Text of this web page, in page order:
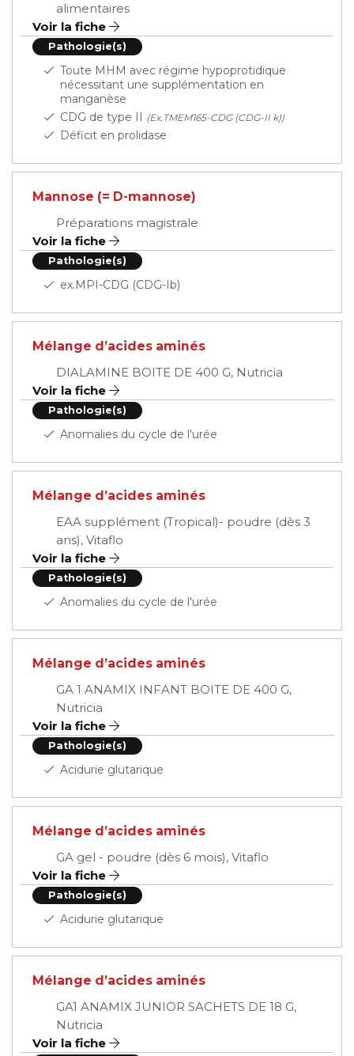
alimentaires
Voir la fiche
Pathologie(s)
Toute MHM avec régime hypoprotidique
nécessitant une supplémentation en
manganèse
CDG de type II (Ex.TMEM165-CDG (CDG-II k))
Déficit en prolidase
Mannose (= D-mannose)
Préparations magistrale
Voir la fiche
Pathologie(s)
ex.MPI-CDG (CDG-Ib)
Mélange d’acides aminés
DIALAMINE BOITE DE 400 G, Nutricia
Voir la fiche
Pathologie(s)
Anomalies du cycle de l'urée
Mélange d’acides aminés
EAA supplément (Tropical)- poudre (dès 3
ans), Vitaflo
Voir la fiche
Pathologie(s)
Anomalies du cycle de l'urée
Mélange d’acides aminés
GA 1 ANAMIX INFANT BOITE DE 400 G,
Nutricia
Voir la fiche
Pathologie(s)
Acidurie glutarique
Mélange d’acides aminés
GA gel - poudre (dès 6 mois), Vitaflo
Voir la fiche
Pathologie(s)
Acidurie glutarique
Mélange d’acides aminés
GA1 ANAMIX JUNIOR SACHETS DE 18 G,
Nutricia
Voir la fiche